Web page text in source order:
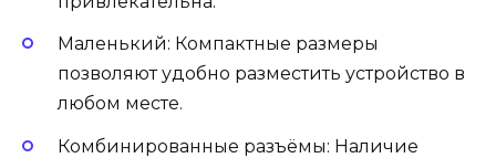
Маленький: Компактные размеры
позволяют удобно разместить устройство в
любом месте.
Комбинированные разъёмы: Наличие